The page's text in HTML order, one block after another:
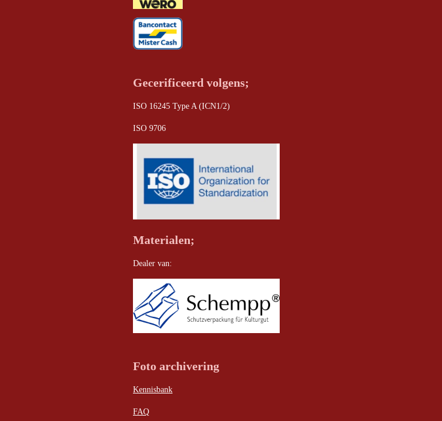
Gecerificeerd volgens;
ISO 16245 Type A (ICN1/2)
ISO 9706
Materialen;
Dealer van:
Foto archivering
Kennisbank
FAQ